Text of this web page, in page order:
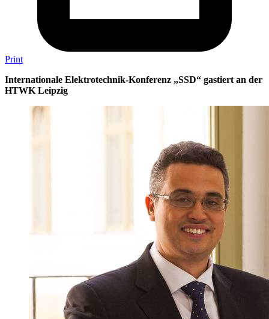
Print
Internationale Elektrotechnik-Konferenz „SSD“ gastiert an der
HTWK Leipzig